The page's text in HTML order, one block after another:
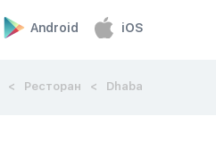
Android iOS
Ресторан Dhaba